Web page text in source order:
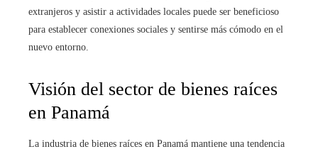
extranjeros y asistir a actividades locales puede ser beneficioso
para establecer conexiones sociales y sentirse más cómodo en el
nuevo entorno.
Visión del sector de bienes raíces
en Panamá
La industria de bienes raíces en Panamá mantiene una tendencia